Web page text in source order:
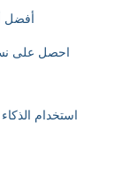
أفضل
احصل على
استخدام